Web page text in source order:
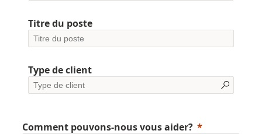
Titre du poste
Type de client
Comment pouvons-nous vous aider?